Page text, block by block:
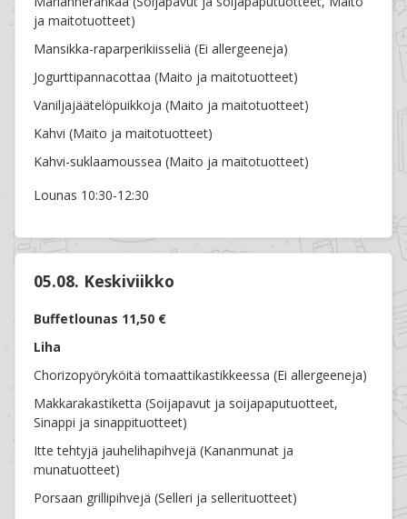
ja maitotuotteet)
Mansikka-raparperikiisseliä (Ei allergeeneja)
Jogurttipannacottaa (Maito ja maitotuotteet)
Vaniljajäätelöpuikkoja (Maito ja maitotuotteet)
Kahvi (Maito ja maitotuotteet)
Kahvi-suklaamoussea (Maito ja maitotuotteet)
Lounas 10:30-12:30
05.08. Keskiviikko
Buffetlounas 11,50 €
Liha
Chorizopyöryköitä tomaattikastikkeessa (Ei allergeeneja)
Makkarakastiketta (Soijapavut ja soijapaputuotteet,
Sinappi ja sinappituotteet)
Itte tehtyjä jauhelihapihvejä (Kananmunat ja
munatuotteet)
Porsaan grillipihvejä (Selleri ja sellerituotteet)